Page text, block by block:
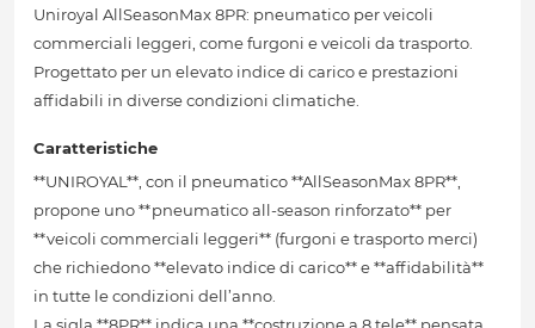
Uniroyal AllSeasonMax 8PR: pneumatico per veicoli
commerciali leggeri, come furgoni e veicoli da trasporto.
Progettato per un elevato indice di carico e prestazioni
affidabili in diverse condizioni climatiche.
Caratteristiche
**UNIROYAL**, con il pneumatico **AllSeasonMax 8PR**,
propone uno **pneumatico all-season rinforzato** per
**veicoli commerciali leggeri** (furgoni e trasporto merci)
che richiedono **elevato indice di carico** e **affidabilità**
in tutte le condizioni dell’anno.